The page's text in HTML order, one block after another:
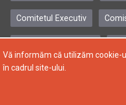
Comitetul Executiv
Copyright © 2004-2024,
Vă informăm că utilizăm cookie-
în cadrul site-ului.